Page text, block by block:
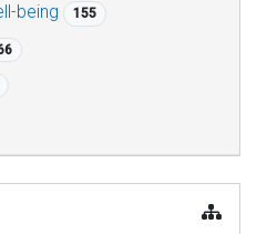
being 155